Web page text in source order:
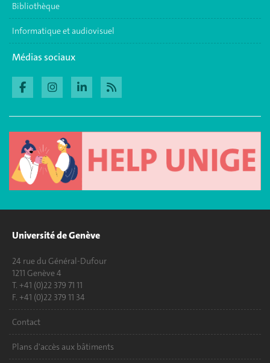
Bibliothèque
Informatique et audiovisuel
Médias sociaux
Université de Genève
24 rue du Général-Dufour
1211 Genève 4
T. +41 (0)22 379 71 11
F. +41 (0)22 379 11 34
Contact
Plans d'accès aux bâtiments